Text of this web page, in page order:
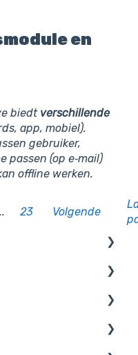
en
biedt verschillende
app, mobiel).
gebruiker,
passen (op e‑mail)
offline werken.
23 Volgende